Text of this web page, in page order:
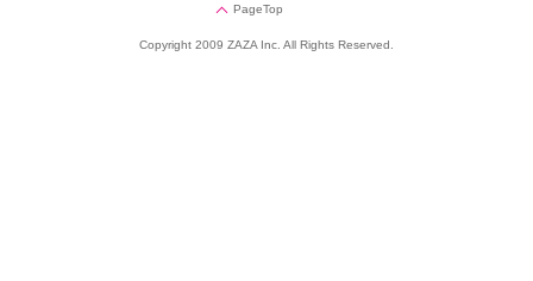
PageTop
Copyright 2009 ZAZA Inc. All Rights Reserved.